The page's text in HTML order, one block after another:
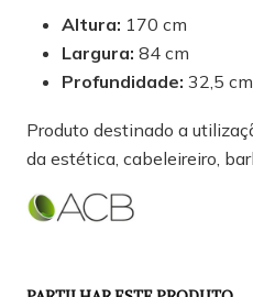
Altura: 170 cm
Largura: 84 cm
Profundidade: 32,5 cm
Produto destinado a
da estética, cabeleireiro,